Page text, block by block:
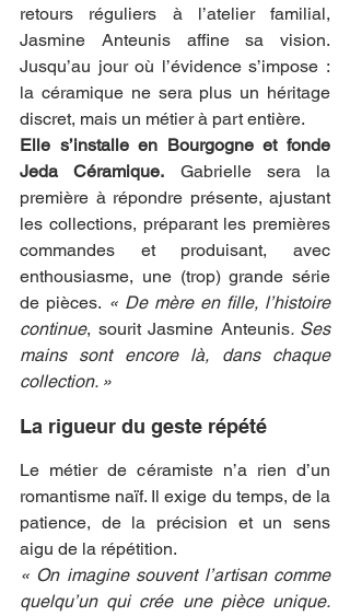
retours réguliers à l’atelier familial,
Jasmine Anteunis affine sa vision.
Jusqu’au jour où l’évidence s’impose :
la céramique ne sera plus un héritage
discret, mais un métier à part entière.
Elle s’installe en Bourgogne et fonde
Jeda Céramique. Gabrielle sera la
première à répondre présente, ajustant
les collections, préparant les premières
commandes et produisant, avec
enthousiasme, une (trop) grande série
de pièces. « De mère en fille, l’histoire
continue, sourit Jasmine Anteunis. Ses
mains sont encore là, dans chaque
collection. »
La rigueur du geste répété
Le métier de céramiste n’a rien d’un
romantisme naïf. Il exige du temps, de la
patience, de la précision et un sens
aigu de la répétition.
« On imagine souvent l’artisan comme
quelqu’un qui crée une pièce unique.